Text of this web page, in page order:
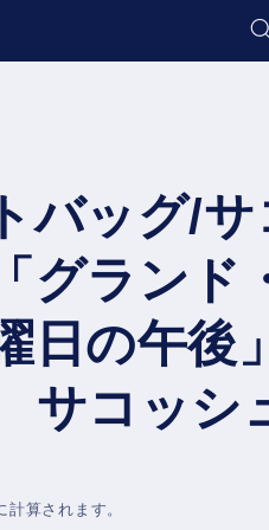
バッグ/サ
グランド
日の午後
サコッシ
計算されます。